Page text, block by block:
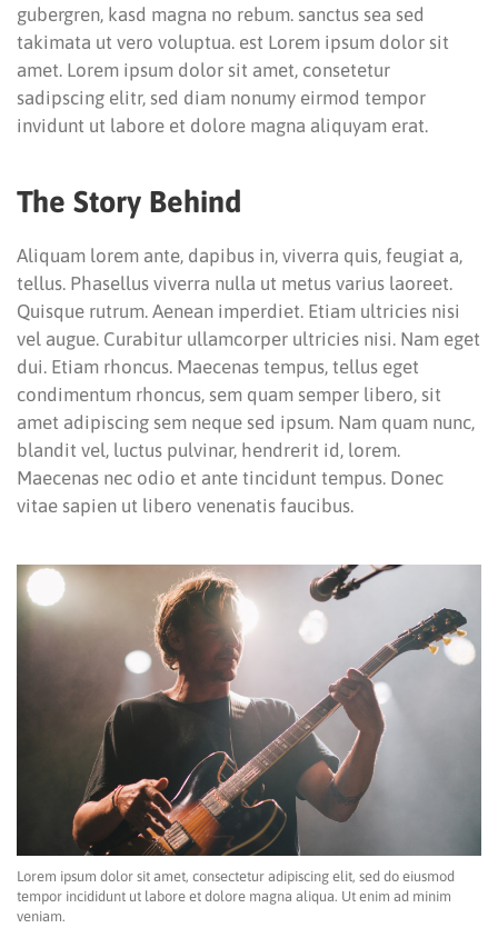
gubergren, kasd magna no rebum. sanctus sea sed
takimata ut vero voluptua. est Lorem ipsum dolor sit
amet. Lorem ipsum dolor sit amet, consetetur
sadipscing elitr, sed diam nonumy eirmod tempor
invidunt ut labore et dolore magna aliquyam erat.
The Story Behind
Aliquam lorem ante, dapibus in, viverra quis, feugiat a,
tellus. Phasellus viverra nulla ut metus varius laoreet.
Quisque rutrum. Aenean imperdiet. Etiam ultricies nisi
vel augue. Curabitur ullamcorper ultricies nisi. Nam eget
dui. Etiam rhoncus. Maecenas tempus, tellus eget
condimentum rhoncus, sem quam semper libero, sit
amet adipiscing sem neque sed ipsum. Nam quam nunc,
blandit vel, luctus pulvinar, hendrerit id, lorem.
Maecenas nec odio et ante tincidunt tempus. Donec
vitae sapien ut libero venenatis faucibus.
Lorem ipsum dolor sit amet, consectetur adipiscing elit, sed do eiusmod
tempor incididunt ut labore et dolore magna aliqua. Ut enim ad minim
veniam.